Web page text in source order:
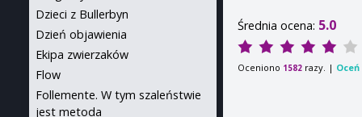
Średnia ocena: 5.0
Oceniono 1582 razy. |
Dzieci z Bullerbyn
Dzień objawienia
Ekipa zwierzaków
Flow
Follemente. W tym szaleństwie
jest metoda